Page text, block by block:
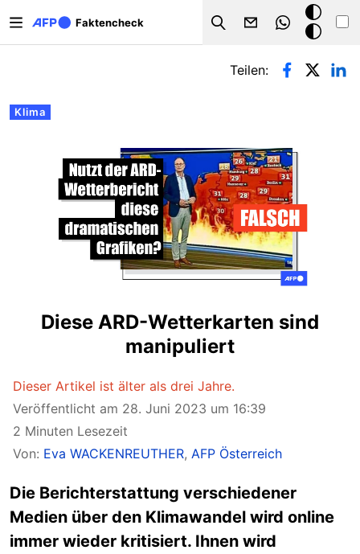
Faktencheck
Search
Dark
Mode
Primäre Reiter
Klima
Teilen:
Diese ARD-Wetterkarten sind
manipuliert
Dieser Artikel ist älter als drei Jahre.
Veröffentlicht am 28. Juni 2023 um 16:39
2 Minuten Lesezeit
Von: Eva WACKENREUTHER, AFP Österreich
Die Berichterstattung verschiedener
Medien über den Klimawandel wird online
immer wieder kritisiert. Ihnen wird